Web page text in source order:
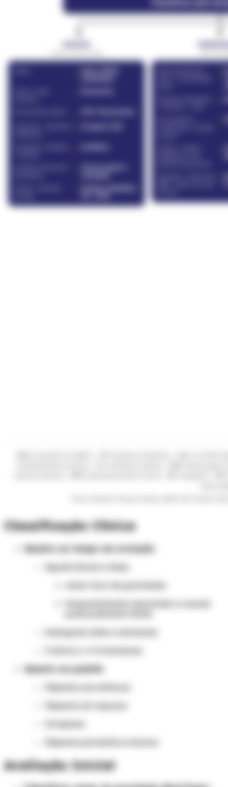
Classificação Clínica
Quanto ao tempo de evolução
Avaliação Inicial